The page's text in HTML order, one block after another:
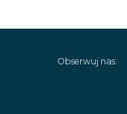
Obserwuj nas: